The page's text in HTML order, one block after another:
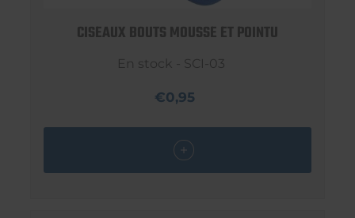
CISEAUX BOUTS MOUSSE ET POINTU
En stock - SCI-03
€0,95